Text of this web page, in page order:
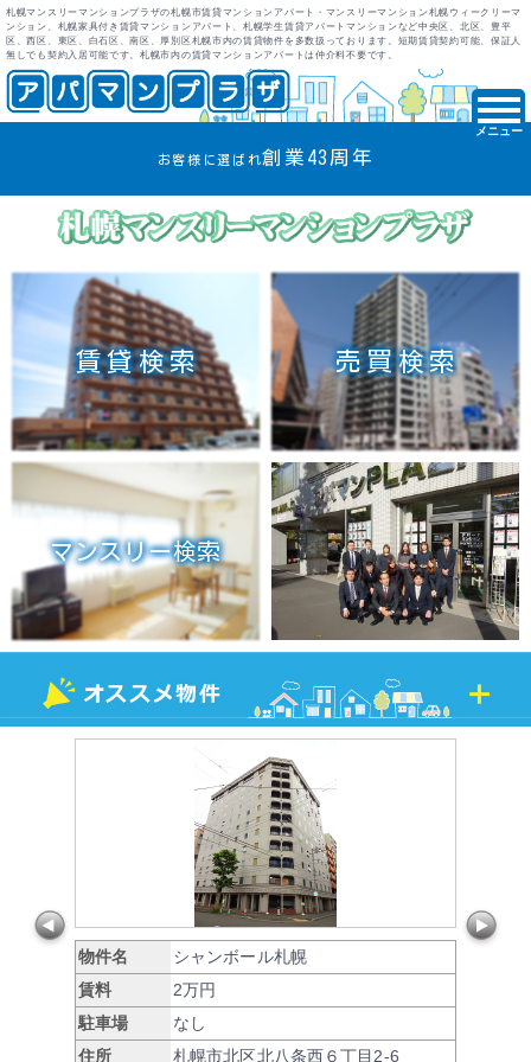
札幌マンスリーマンションプラザの札幌市賃貸マンションアパート・マンスリーマンション札幌ウィークリーマ
ンション、札幌家具付き賃貸マンションアパート、札幌学生賃貸アパートマンションなど中央区、北区、豊平
区、西区、東区、白石区、南区、厚別区札幌市内の賃貸物件を多数扱っております。短期賃貸契約可能、保証人
無しでも契約入居可能です。札幌市内の賃貸マンションアパートは仲介料不要です。
お客様に選ばれ創業43周年
賃貸検索 売買検索
マンスリー検索
物件名
シャンボール札幌
賃料
2万円
駐車場
なし
住所
札幌市北区北八条西６丁目2-6
メニュー